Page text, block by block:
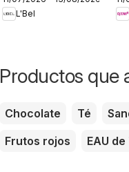
L'Bel
Productos que
Chocolate Té
Frutos rojos
EAU